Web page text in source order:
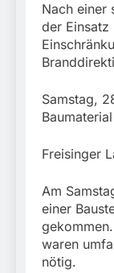
Nach einer
der
Samstag,
Freisinger
Am
einer
waren
nötig.